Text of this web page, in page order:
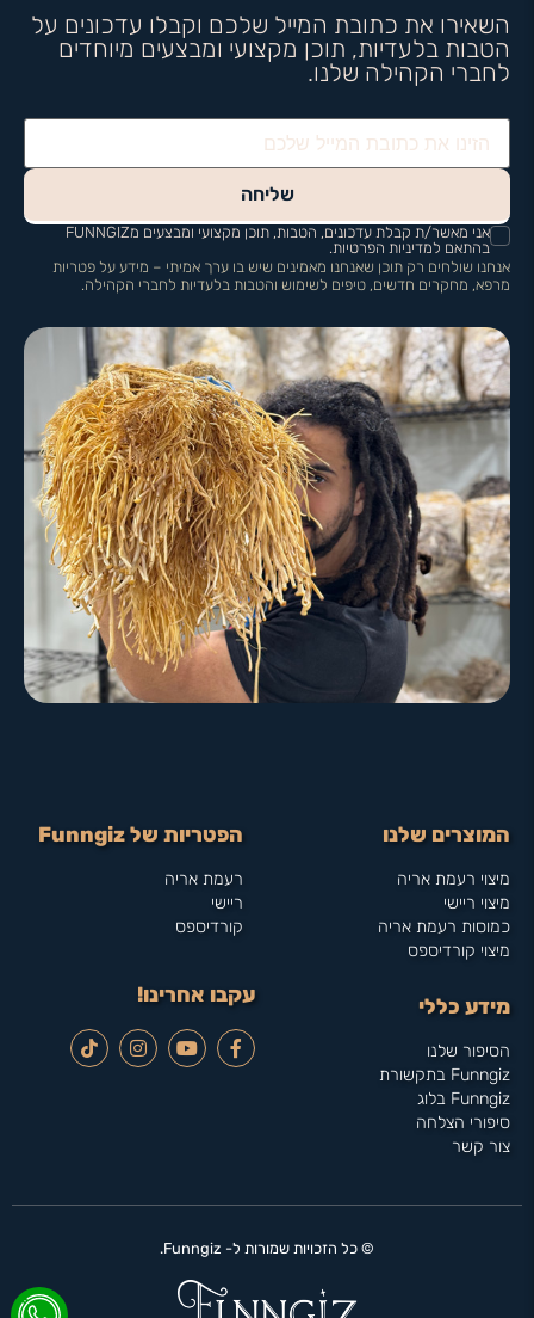
השאירו את כתובת המייל שלכם וקבלו עדכונים על
הטבות בלעדיות, תוכן מקצועי ומבצעים מיוחדים
לחברי הקהילה שלנו.
שליחה
אני מאשר/ת קבלת עדכונים, הטבות, תוכן מקצועי ומבצעים מFUNNGIZ
בהתאם למדיניות הפרטיות.
אנחנו שולחים רק תוכן שאנחנו מאמינים שיש בו ערך אמיתי – מידע על פטריות
מרפא, מחקרים חדשים, טיפים לשימוש והטבות בלעדיות לחברי הקהילה.
המוצרים שלנו
מיצוי רעמת אריה
מיצוי ריישי
כמוסות רעמת אריה
מיצוי קורדיספס
הפטריות של Funngiz
רעמת אריה
ריישי
קורדיספס
מידע כללי
הסיפור שלנו
Funngiz בתקשורת
Funngiz בלוג
סיפורי הצלחה
צור קשר
עקבו אחרינו!
© כל הזכויות שמורות ל- Funngiz.